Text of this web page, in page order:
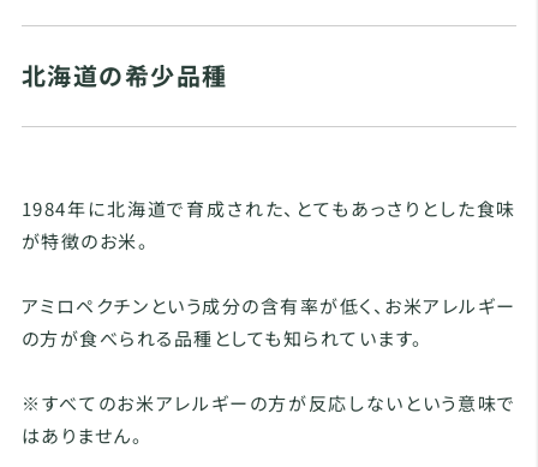
北海道の希少品種
1984年に北海道で育成された、とてもあっさりとした食味
が特徴のお米。
アミロペクチンという成分の含有率が低く、お米アレルギー
の方が食べられる品種としても知られています。
※すべてのお米アレルギーの方が反応しないという意味で
はありません。